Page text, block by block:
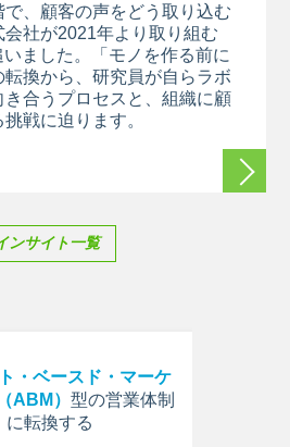
、顧客の声をどう取り込む
社が2021年より取り組む
ました。「モノを作る前に
換から、研究員が自らラボ
き合うプロセスと、組織に顧
戦に迫ります。
続きを
ンサイト一覧
・ベースド・マーケ
ABM） 型の営業体制
に転換する